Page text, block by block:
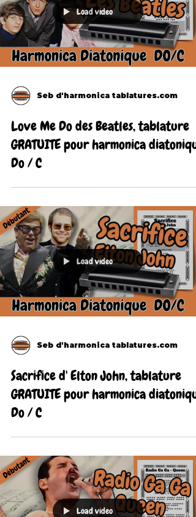
Load video
Seb d'harmonica tablatures.com
Love Me Do des Beatles, tablature
GRATUITE pour harmonica diatonique
Do / C
Load video
Seb d'harmonica tablatures.com
Sacrifice d' Elton John, tablature
GRATUITE pour harmonica diatonique
Do / C
Load video